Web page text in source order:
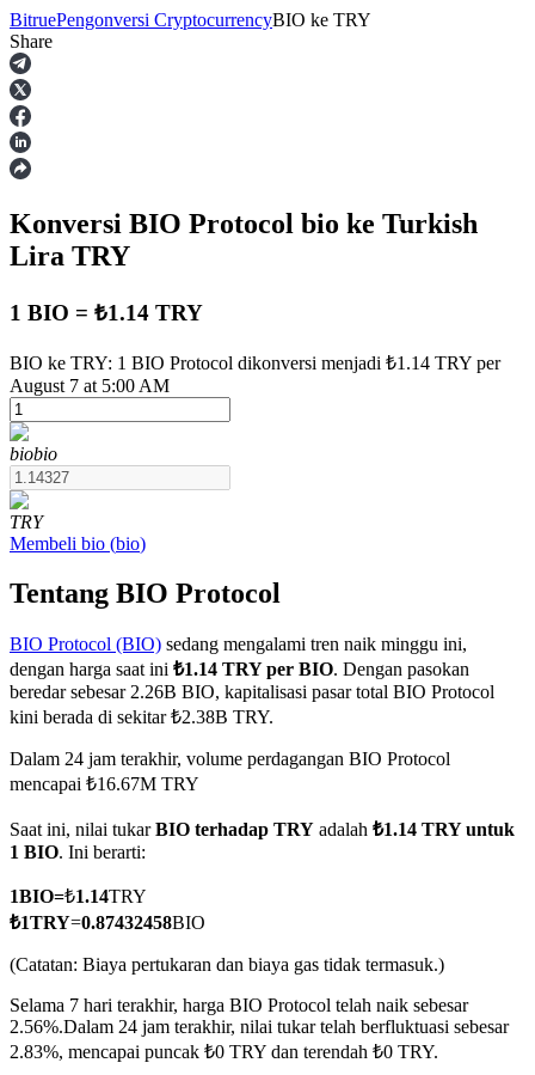
Berjangka
USDT Berjangka
Kontrak berjangka menggunakan USDT sebagai jaminannya
COIN-M Berjangka
Mata Uang Kripto Berjangka
TradFi
USDC Berjangka
BitruePengonversi CryptocurrencyBIO ke TRY
Share
Konversi BIO Protocol bio ke Turkish
Lira TRY
1 BIO = ₺1.14 TRY
BIO ke TRY: 1 BIO Protocol dikonversi menjadi ₺1.14 TRY per
August 7 at 5:00 AM
biobio
TRY
Membeli bio (bio)
Tentang BIO Protocol
BIO Protocol (BIO) sedang mengalami tren naik minggu ini,
dengan harga saat ini ₺1.14 TRY per BIO. Dengan pasokan
beredar sebesar 2.26B BIO, kapitalisasi pasar total BIO Protocol
kini berada di sekitar ₺2.38B TRY.
Dalam 24 jam terakhir, volume perdagangan BIO Protocol
mencapai ₺16.67M TRY
Saat ini, nilai tukarBIO terhadap TRY adalah ₺1.14 TRY untuk
1 BIO. Ini berarti:
1BIO=₺1.14TRY
₺1TRY=0.87432458BIO
(Catatan: Biaya pertukaran dan biaya gas tidak termasuk.)
Selama 7 hari terakhir, harga BIO Protocol telah naik sebesar
2.56%.Dalam 24 jam terakhir, nilai tukar telah berfluktuasi sebesar
2.83%, mencapai puncak ₺0 TRY dan terendah ₺0 TRY.